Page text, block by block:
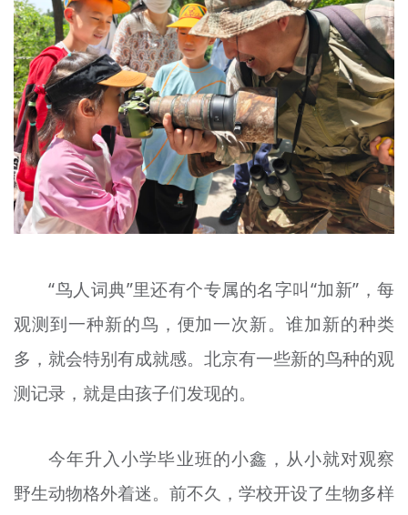
“鸟人词典”里还有个专属的名字叫“加新”，每
观测到一种新的鸟，便加一次新。谁加新的种类
多，就会特别有成就感。北京有一些新的鸟种的观
测记录，就是由孩子们发现的。
今年升入小学毕业班的小鑫，从小就对观察
野生动物格外着迷。前不久，学校开设了生物多样